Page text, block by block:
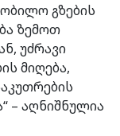
გზების
ზემოთ
უძრავი
მიღება,
– აღნიშნულია